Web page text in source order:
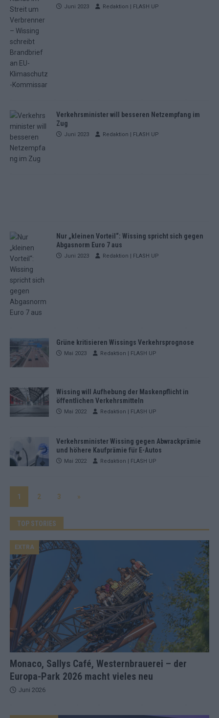
Juni 2023 Redaktion | FLASH UP
Verkehrsminister will besseren Netzempfang im
Zug
Juni 2023 Redaktion | FLASH UP
Nur „kleinen Vorteil“: Wissing spricht sich gegen
Abgasnorm Euro 7 aus
Juni 2023 Redaktion | FLASH UP
Grüne kritisieren Wissings Verkehrsprognose
Mai 2023 Redaktion | FLASH UP
Wissing will Aufhebung der Maskenpflicht in
öffentlichen Verkehrsmitteln
Mai 2022 Redaktion | FLASH UP
Verkehrsminister Wissing gegen Abwrackprämie
und höhere Kaufprämie für E-Autos
Mai 2022 Redaktion | FLASH UP
1 2 3 »
TOP STORIES
Monaco, Sallys Café, Westernbrauerei – der
Europa-Park 2026 macht vieles neu
EXTRA
Juni 2026